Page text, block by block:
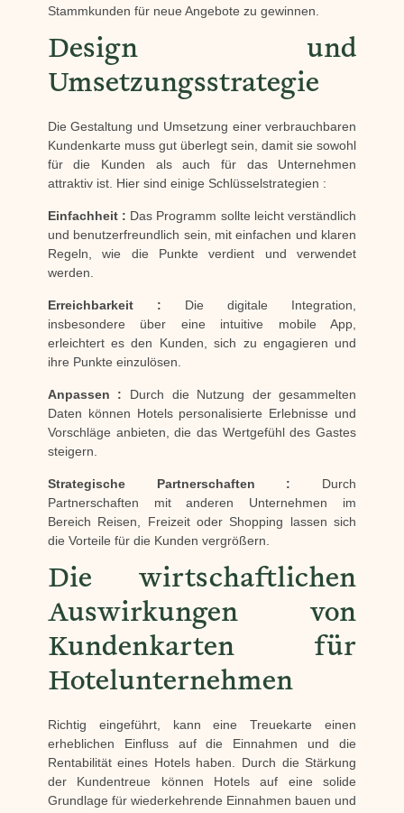
Stammkunden für neue Angebote zu gewinnen.
Design und
Umsetzungsstrategie
Die Gestaltung und Umsetzung einer verbrauchbaren
Kundenkarte muss gut überlegt sein, damit sie sowohl
für die Kunden als auch für das Unternehmen
attraktiv ist. Hier sind einige Schlüsselstrategien :
Einfachheit : Das Programm sollte leicht verständlich
und benutzerfreundlich sein, mit einfachen und klaren
Regeln, wie die Punkte verdient und verwendet
werden.
Erreichbarkeit : Die digitale Integration,
insbesondere über eine intuitive mobile App,
erleichtert es den Kunden, sich zu engagieren und
ihre Punkte einzulösen.
Anpassen : Durch die Nutzung der gesammelten
Daten können Hotels personalisierte Erlebnisse und
Vorschläge anbieten, die das Wertgefühl des Gastes
steigern.
Strategische Partnerschaften : Durch
Partnerschaften mit anderen Unternehmen im
Bereich Reisen, Freizeit oder Shopping lassen sich
die Vorteile für die Kunden vergrößern.
Die wirtschaftlichen
Auswirkungen von
Kundenkarten für
Hotelunternehmen
Richtig eingeführt, kann eine Treuekarte einen
erheblichen Einfluss auf die Einnahmen und die
Rentabilität eines Hotels haben. Durch die Stärkung
der Kundentreue können Hotels auf eine solide
Grundlage für wiederkehrende Einnahmen bauen und